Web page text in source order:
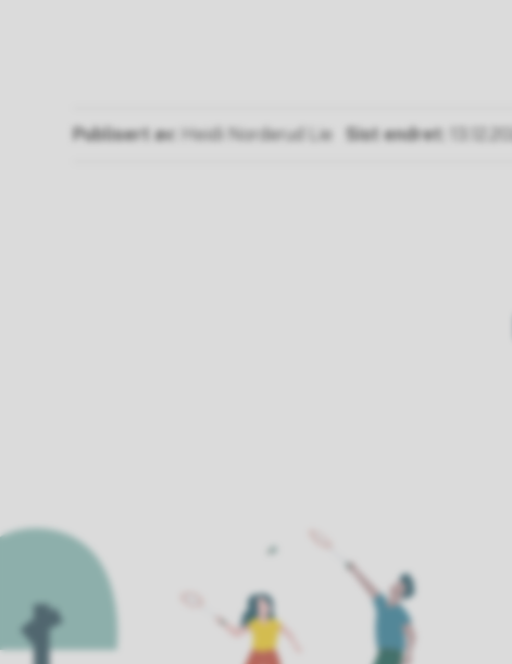
Publisert av Heidi Norderud Lie Sist endret